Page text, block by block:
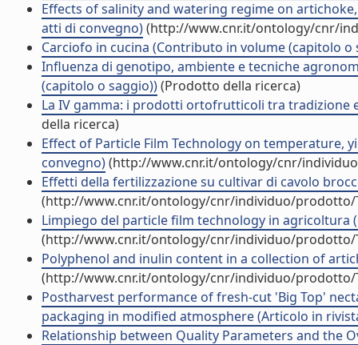
Effects of salinity and watering regime on
atti di convegno)(http://www.cnr.it/ontology/cnr/
Carciofo in cucina (Contributo in volume (capitolo o
Influenza di genotipo, ambiente e tecniche
(capitolo o saggio))(Prodotto della ricerca)
La IV gamma: i prodotti ortofrutticoli tra tradizione
della ricerca)
Effect of Particle Film Technology on
convegno)(http://www.cnr.it/ontology/cnr/
Effetti della fertilizzazione su cultivar di cavolo
(http://www.cnr.it/ontology/cnr/individuo/prodotto/
Limpiego del particle film technology in
(http://www.cnr.it/ontology/cnr/individuo/prodotto/
Polyphenol and inulin content in a collection of
(http://www.cnr.it/ontology/cnr/individuo/prodotto/
Postharvest performance of fresh-cut 'Big Top'
packaging in modified atmosphere (Articolo in
Relationship between Quality Parameters and the